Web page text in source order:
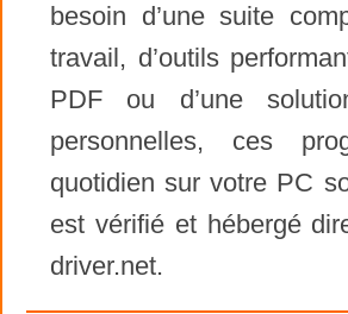
besoin d’une suite
travail, d’outils
PDF ou d’une
personnelles, ces
quotidien sur votre PC
est vérifié et hébergé
driver.net.